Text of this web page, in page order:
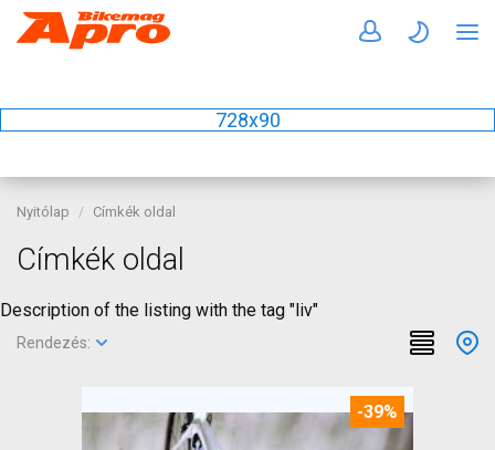
728x90
Nyitólap Címkék oldal
Címkék oldal
Description of the listing with the tag "liv"
Rendezés:
-39%